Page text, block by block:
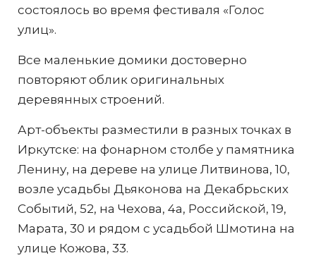
состоялось во время фестиваля «Голос
улиц».
Все маленькие домики достоверно
повторяют облик оригинальных
деревянных строений.
Арт-объекты разместили в разных точках в
Иркутске: на фонарном столбе у памятника
Ленину, на дереве на улице Литвинова, 10,
возле усадьбы Дьяконова на Декабрьских
Событий, 52, на Чехова, 4а, Российской, 19,
Марата, 30 и рядом с усадьбой Шмотина на
улице Кожова, 33.